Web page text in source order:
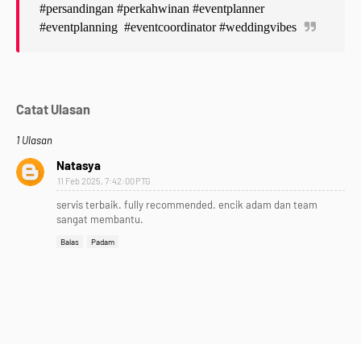
#persandingan #perkahwinan #eventplanner
#eventplanning #eventcoordinator #weddingvibes
Catat Ulasan
1 Ulasan
Natasya
11 Feb 2025, 7:42:00 PTG
servis terbaik. fully recommended. encik adam dan team
sangat membantu.
Balas Padam